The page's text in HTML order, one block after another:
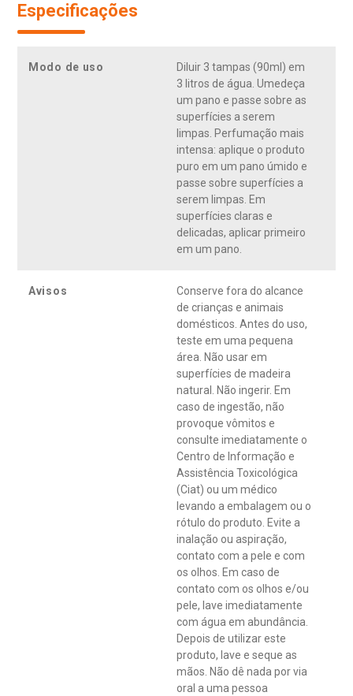
Especificações
Modo de uso
Diluir 3 tampas (90ml) em
3 litros de água. Umedeça
um pano e passe sobre as
superfícies a serem
limpas. Perfumação mais
intensa: aplique o produto
puro em um pano úmido e
passe sobre superfícies a
serem limpas. Em
superfícies claras e
delicadas, aplicar primeiro
em um pano.
Avisos
Conserve fora do alcance
de crianças e animais
domésticos. Antes do uso,
teste em uma pequena
área. Não usar em
superfícies de madeira
natural. Não ingerir. Em
caso de ingestão, não
provoque vômitos e
consulte imediatamente o
Centro de Informação e
Assistência Toxicológica
(Ciat) ou um médico
levando a embalagem ou o
rótulo do produto. Evite a
inalação ou aspiração,
contato com a pele e com
os olhos. Em caso de
contato com os olhos e/ou
pele, lave imediatamente
com água em abundância.
Depois de utilizar este
produto, lave e seque as
mãos. Não dê nada por via
oral a uma pessoa